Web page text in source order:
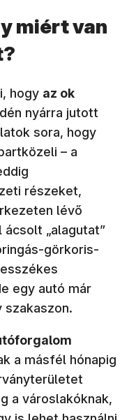
miért van
hogy az ok
nyárra jutott
sora, hogy
– a
részeket,
lévő
„alagutat”
görkoris-
egy autó már
szakaszon.
a másfél hónapig
a városlakóknak,